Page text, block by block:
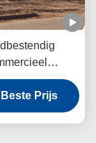
gegolfde
frame
structuur
Prijs